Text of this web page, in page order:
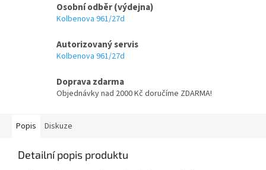
Osobní odběr (výdejna)
Kolbenova 961/27d
Autorizovaný servis
Kolbenova 961/27d
Doprava zdarma
Objednávky nad 2000 Kč doručíme ZDARMA!
Popis Diskuze
Detailní popis produktu